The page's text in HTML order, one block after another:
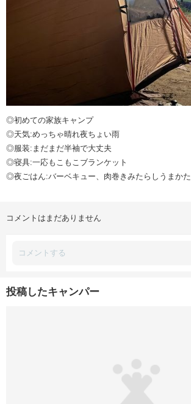
◎初めての家族キャンプ
◎天気:めっちゃ晴れ夜ちょい雨
◎服装:まだまだ半袖で大丈夫
◎寝具:一応もこもこブランケット
◎夜ごはん:バーベキュー、肉巻きみたらしうまかた
コメントはまだありません
投稿したキャンパー